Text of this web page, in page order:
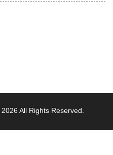
All Rights Reserved.